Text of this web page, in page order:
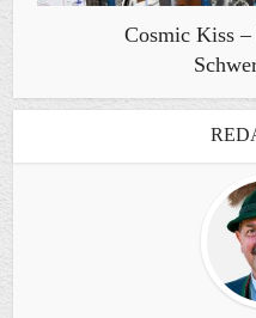
Cosmic Kiss